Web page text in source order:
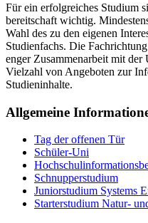
Für ein erfolgreiches Studium
bereitschaft wichtig.
Wahl des zu den eigenen
Studienfachs. Die
enger Zusammenarbeit mit der
Vielzahl von Angeboten zur
Studieninhalte.
Allgemeine
Tag der offenen Tür
Schüler-Uni
Schnupperstudium
Juniorstudium Systems
Starterstudium Natur-